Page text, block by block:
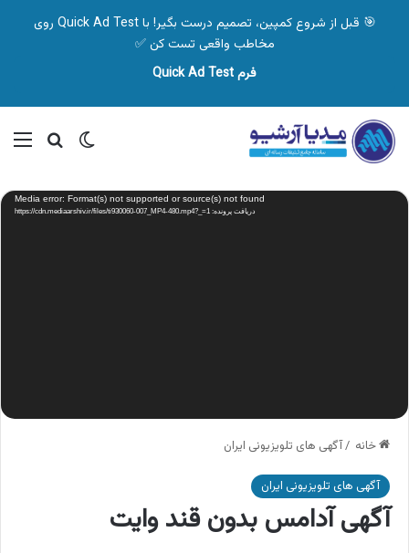
🎯 قبل از شروع کمپین، تصمیم درست بگیر! با Quick Ad Test روی
مخاطب واقعی تست کن ✅
فرم Quick Ad Test
تغییر پوسته
نمایشگر
ویدیو Media error: Format(s) not supported or source(s) not found
دریافت پرونده: https://cdn.mediaarshiv.ir/files/ti930060-007_MP4-480.mp4?_=1
خانه /آگهی های تلویزیونی ایران
آگهی های تلویزیونی ایران
آگهی آدامس بدون قند وایت